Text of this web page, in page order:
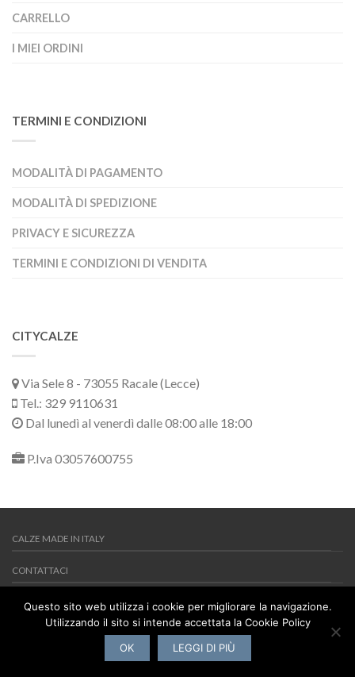
CARRELLO
I MIEI ORDINI
TERMINI E CONDIZIONI
MODALITÀ DI PAGAMENTO
MODALITÀ DI SPEDIZIONE
PRIVACY E SICUREZZA
TERMINI E CONDIZIONI DI VENDITA
CITYCALZE
Via Sele 8 - 73055 Racale (Lecce)
Tel.: 329 9110631
Dal lunedì al venerdì dalle 08:00 alle 18:00
P.Iva 03057600755
CALZE MADE IN ITALY
CONTATTACI
MY WISHLIST
Copyright 2026 ©CitycalzeVia Sele 8 - 73055 Racale (Lecce) -
Tel.: 329 9110631 - P.Iva 03057600755
Questo sito web utilizza i cookie per migliorare la navigazione.
Utilizzando il sito si intende accettata la Cookie Policy
OK LEGGI DI PIÙ